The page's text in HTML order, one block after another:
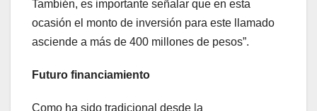
También, es importante señalar que en esta
ocasión el monto de inversión para este llamado
asciende a más de 400 millones de pesos”.
Futuro financiamiento
Como ha sido tradicional desde la